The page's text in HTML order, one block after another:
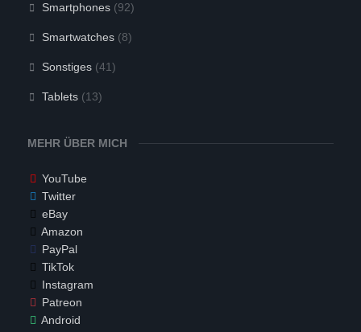
Smartphones(92)
Smartwatches(8)
Sonstiges(41)
Tablets(13)
MEHR ÜBER MICH
YouTube
Twitter
eBay
Amazon
PayPal
TikTok
Instagram
Patreon
Android